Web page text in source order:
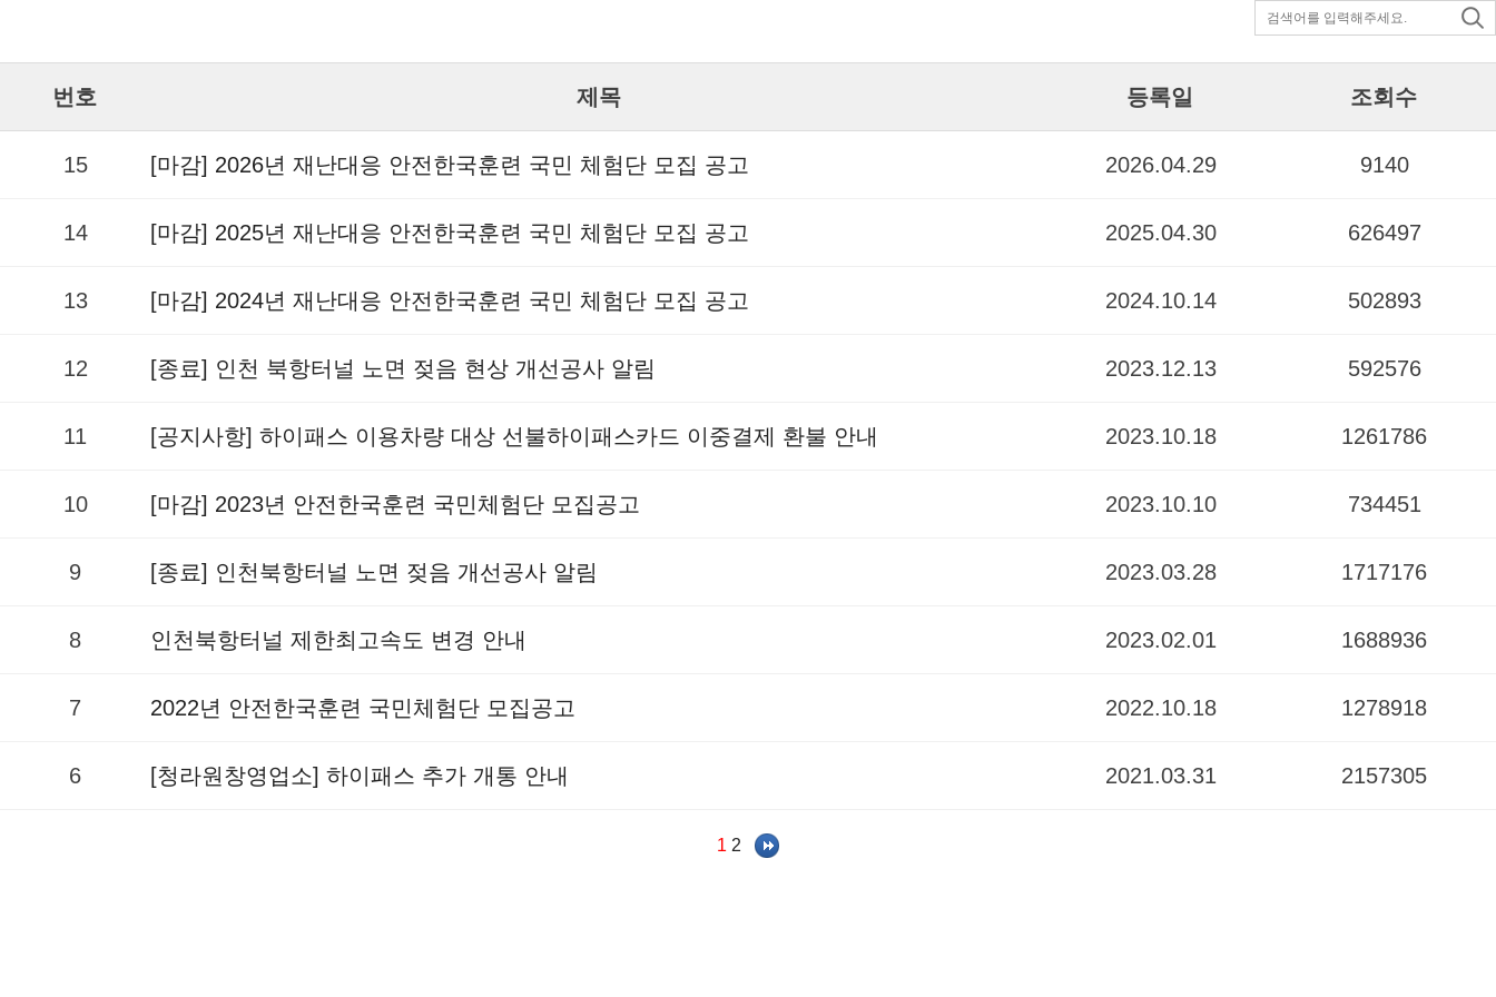
번호 제목 등록일 조회수
15 [마감] 2026년 재난대응 안전한국훈련 국민 체험단 모집 공고 2026.04.29 9140
14 [마감] 2025년 재난대응 안전한국훈련 국민 체험단 모집 공고 2025.04.30 626497
13 [마감] 2024년 재난대응 안전한국훈련 국민 체험단 모집 공고 2024.10.14 502893
12 [종료] 인천 북항터널 노면 젖음 현상 개선공사 알림 2023.12.13 592576
11 [공지사항] 하이패스 이용차량 대상 선불하이패스카드 이중결제 환불 안내 2023.10.18 1261786
10 [마감] 2023년 안전한국훈련 국민체험단 모집공고 2023.10.10 734451
9 [종료] 인천북항터널 노면 젖음 개선공사 알림 2023.03.28 1717176
8 인천북항터널 제한최고속도 변경 안내 2023.02.01 1688936
7 2022년 안전한국훈련 국민체험단 모집공고 2022.10.18 1278918
6 [청라원창영업소] 하이패스 추가 개통 안내 2021.03.31 2157305
1 2